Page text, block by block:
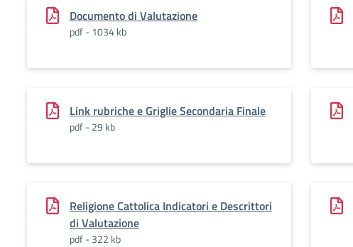
Documento di Valutazione
pdf - 1034 kb
Link rubriche e Griglie Secondaria Finale
pdf - 29 kb
Religione Cattolica Indicatori e Descrittori
di Valutazione
pdf - 322 kb